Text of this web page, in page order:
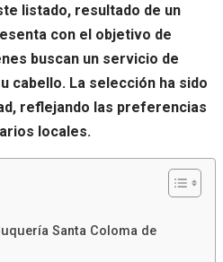
listado, resultado de un
con el objetivo de
buscan un servicio de
cabello. La selección ha sido
reflejando las preferencias
locales.
Santa Coloma de